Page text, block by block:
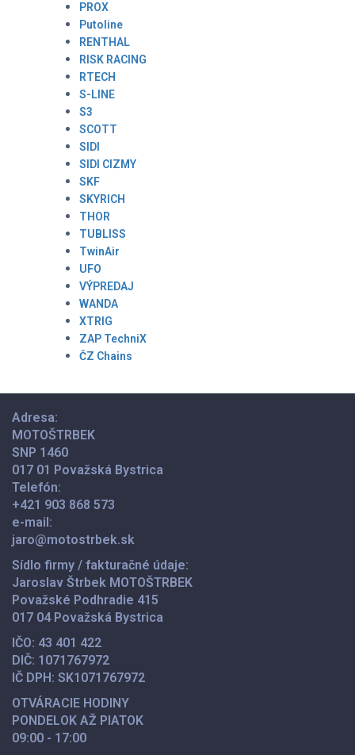
PROX
Putoline
RENTHAL
RISK RACING
RTECH
S-LINE
S3
SCOTT
SIDI
SIDI CIZMY
SKF
SKYRICH
THOR
TUBLISS
TwinAir
UFO
VÝPREDAJ
WANDA
XTRIG
ZAP TechniX
ČZ Chains
Adresa:
MOTOŠTRBEK
SNP 1460
017 01 Považská Bystrica
Telefón:
+421 903 868 573
e-mail:
jaro@motostrbek.sk
Sídlo firmy / fakturačné údaje:
Jaroslav Štrbek MOTOŠTRBEK
Považské Podhradie 415
017 04 Považská Bystrica
IČO: 43 401 422
DIČ: 1071767972
IČ DPH: SK1071767972
OTVÁRACIE HODINY
PONDELOK AŽ PIATOK
09:00 - 17:00